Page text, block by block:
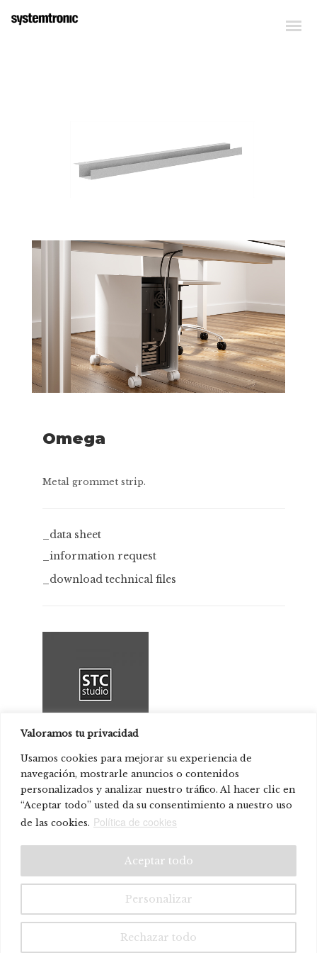
Valoramos tu privacidad
Usamos cookies para mejorar su experiencia de
navegación, mostrarle anuncios o contenidos
personalizados y analizar nuestro tráfico. Al hacer clic en
“Aceptar todo” usted da su consentimiento a nuestro uso
de las cookies. Política de cookies
Personalizar
Rechazar todo
Aceptar todo
Omega
Metal grommet strip.
_data sheet
_information request
_download technical files
STC Studio
Product present in:
Maritime company headquarters